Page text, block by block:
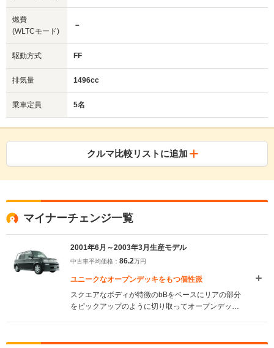
燃費
(WLTCモード)
－
駆動方式 FF
排気量 1496cc
乗車定員 5名
クルマ比較リストに追加
マイナーチェンジ一覧
2001年6月～2003年3月生産モデル
中古車平均価格： 86.2万円
ユニークなオープンデッキをもつ個性派
スクエアなボディが特徴のbBをベースにリアの部分
をピックアップのように切り取ってオープンデッキ
ープンデッキがつなげられるデッキスルー機能やセ